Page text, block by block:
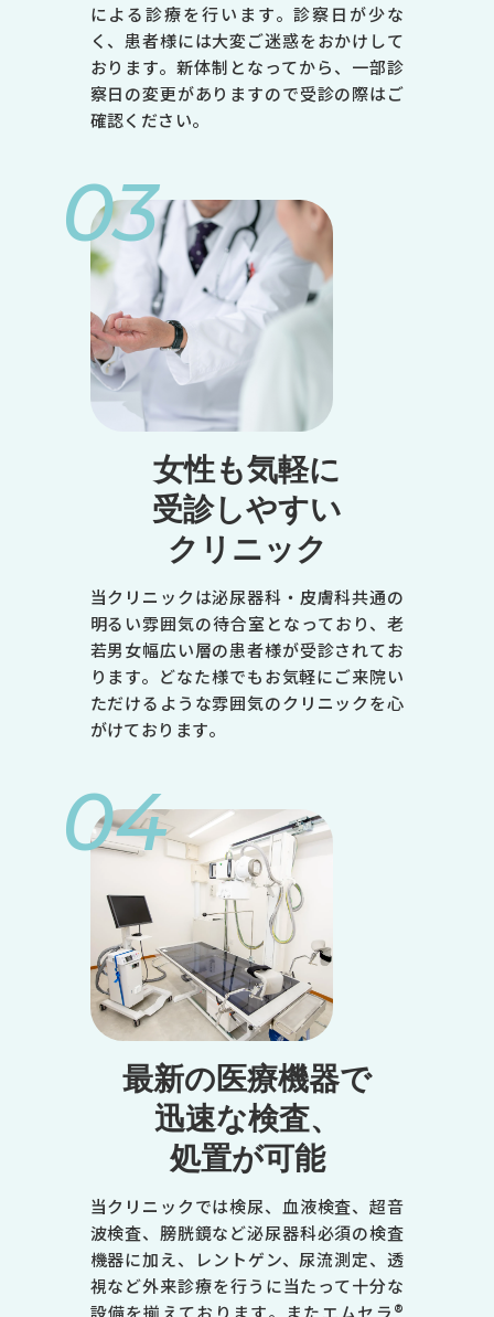
月
火
水
木
金
土
●
●
による診療を行います。診察日が少な
く、患者様には大変ご迷惑をおかけして
おります。新体制となってから、一部診
察日の変更がありますので受診の際はご
確認ください。
03
女性も気軽に
受診しやすい
クリニック
当クリニックは泌尿器科・皮膚科共通の
明るい雰囲気の待合室となっており、老
若男女幅広い層の患者様が受診されてお
ります。どなた様でもお気軽にご来院い
ただけるような雰囲気のクリニックを心
がけております。
04
最新の医療機器で
迅速な検査、
処置が可能
当クリニックでは検尿、血液検査、超音
波検査、膀胱鏡など泌尿器科必須の検査
機器に加え、レントゲン、尿流測定、透
視など外来診療を行うに当たって十分な
設備を揃えております。またエムセラ®